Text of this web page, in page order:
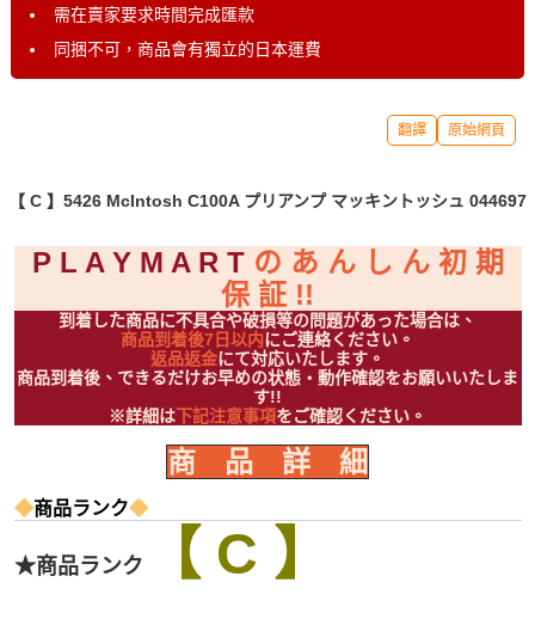
需在賣家要求時間完成匯款
同捆不可，商品會有獨立的日本運費
翻譯 原始網頁
【 C 】5426 McIntosh C100A プリアンプ マッキントッシュ 044697
P L A Y M A R Tの あ ん し ん 初 期
保 証 !!
到着した商品に不具合や破損等の問題があった場合は、
商品到着後7日以内にご連絡ください。
返品返金にて対応いたします。
商品到着後、できるだけお早めの状態・動作確認をお願いいたしま
す!!
※詳細は下記注意事項をご確認ください。
商 品 詳 細
◆商品ランク◆
★商品ランク 【 C 】